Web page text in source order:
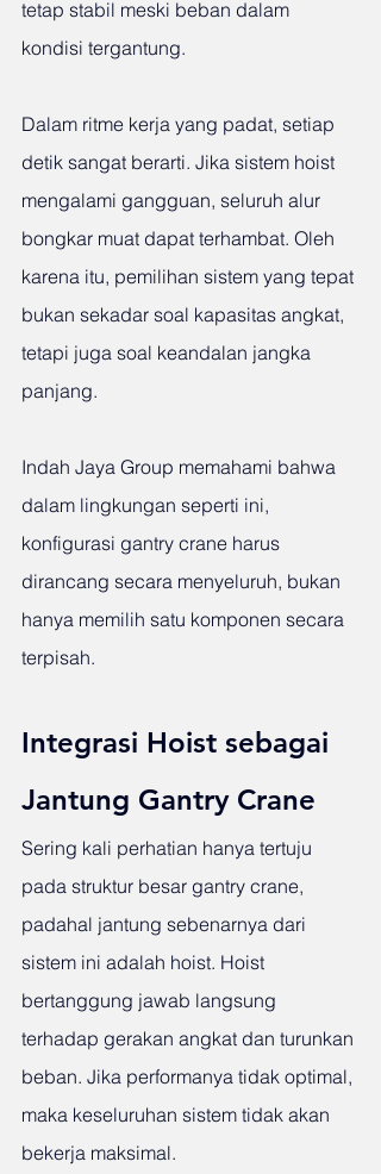
tetap stabil meski beban dalam
kondisi tergantung.
Dalam ritme kerja yang padat, setiap
detik sangat berarti. Jika sistem hoist
mengalami gangguan, seluruh alur
bongkar muat dapat terhambat. Oleh
karena itu, pemilihan sistem yang tepat
bukan sekadar soal kapasitas angkat,
tetapi juga soal keandalan jangka
panjang.
Indah Jaya Group memahami bahwa
dalam lingkungan seperti ini,
konfigurasi gantry crane harus
dirancang secara menyeluruh, bukan
hanya memilih satu komponen secara
terpisah.
Integrasi Hoist sebagai
Jantung Gantry Crane
Sering kali perhatian hanya tertuju
pada struktur besar gantry crane,
padahal jantung sebenarnya dari
sistem ini adalah hoist. Hoist
bertanggung jawab langsung
terhadap gerakan angkat dan turunkan
beban. Jika performanya tidak optimal,
maka keseluruhan sistem tidak akan
bekerja maksimal.